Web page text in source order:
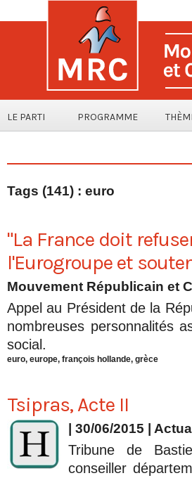
LE PARTI PROGRAMME
Tags (141) : euro
"La France doit
l'Eurogroupe et
Mouvement Républicain et
Appel au Président de la
nombreuses personnalités
social.
euro, europe, françois hollande, grèce
Tsipras, Acte II
| 30/06/2015
Tribune de
conseiller